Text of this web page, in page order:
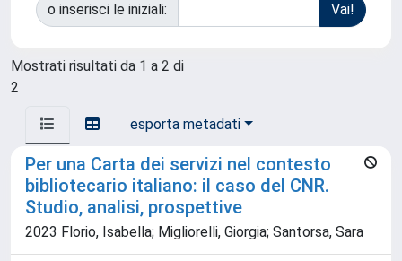
o inserisci le iniziali:
Mostrati risultati da 1 a 2 di
2
esporta metadati
Per una Carta dei servizi nel contesto
bibliotecario italiano: il caso del CNR.
Studio, analisi, prospettive
2023 Florio, Isabella; Migliorelli, Giorgia; Santorsa, Sara